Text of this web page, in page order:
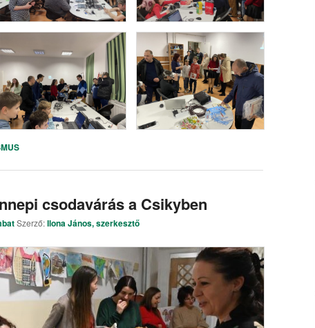
csodavárás a Csikyben
Szerző:Ilona János, szerkesztő